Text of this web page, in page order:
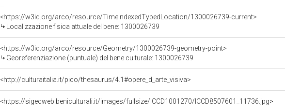
<https://w3id.org/arco/resource/TimeIndexedTypedLocation/1300026739-current>
Localizzazione fisica attuale del bene: 1300026739
<https://w3id.org/arco/resource/Geometry/1300026739-geometry-point>
Georeferenziazione (puntuale) del bene culturale: 1300026739
<http://culturaitalia.it/pico/thesaurus/4.1#opere_d_arte_visiva>
<https://sigecweb.beniculturali.it/images/fullsize/ICCD1001270/ICCD8507601_11736.jpg>